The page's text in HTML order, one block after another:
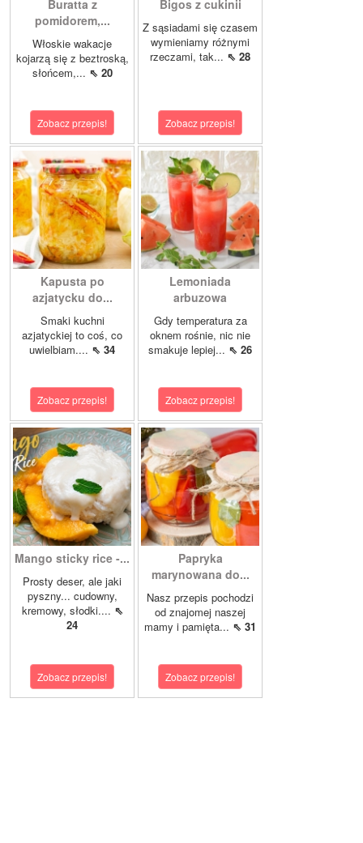
Buratta z
pomidorem,...
Włoskie wakacje
kojarzą się z beztroską,
słońcem,... ⇖ 20
Zobacz przepis!
Bigos z cukinii
Z sąsiadami się czasem
wymieniamy różnymi
rzeczami, tak... ⇖ 28
Zobacz przepis!
Kapusta po
azjatycku do...
Smaki kuchni
azjatyckiej to coś, co
uwielbiam.... ⇖ 34
Zobacz przepis!
Lemoniada
arbuzowa
Gdy temperatura za
oknem rośnie, nic nie
smakuje lepiej... ⇖ 26
Zobacz przepis!
Mango sticky rice -...
Prosty deser, ale jaki
pyszny... cudowny,
kremowy, słodki.... ⇖
24
Zobacz przepis!
Papryka
marynowana do...
Nasz przepis pochodzi
od znajomej naszej
mamy i pamięta... ⇖ 31
Zobacz przepis!